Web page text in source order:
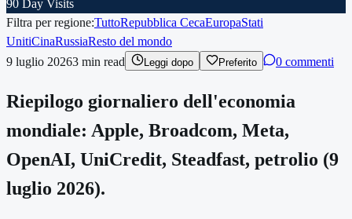
90 Day Visits
Filtra per regione:TuttoRepubblica CecaEuropaStati
UnitiCinaRussiaResto del mondo
9 luglio 20263 min read Leggi dopo Preferito 0 commenti
Riepilogo giornaliero dell'economia
mondiale: Apple, Broadcom, Meta,
OpenAI, UniCredit, Steadfast, petrolio (9
luglio 2026).